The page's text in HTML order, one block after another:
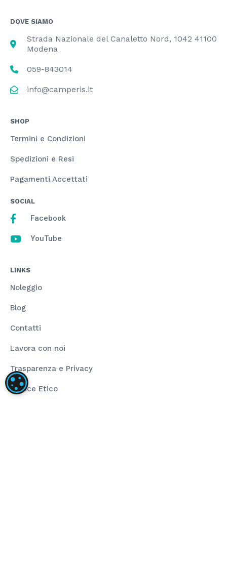
DOVE SIAMO
Strada Nazionale del Canaletto Nord, 1042 41100
Modena
059-843014
info@camperis.it
SHOP
Termini e Condizioni
Spedizioni e Resi
Pagamenti Accettati
SOCIAL
Facebook
YouTube
LINKS
Noleggio
Blog
Contatti
Lavora con noi
Trasparenza e Privacy
Codice Etico
IMPOSTAZIONI DEI COOKIE